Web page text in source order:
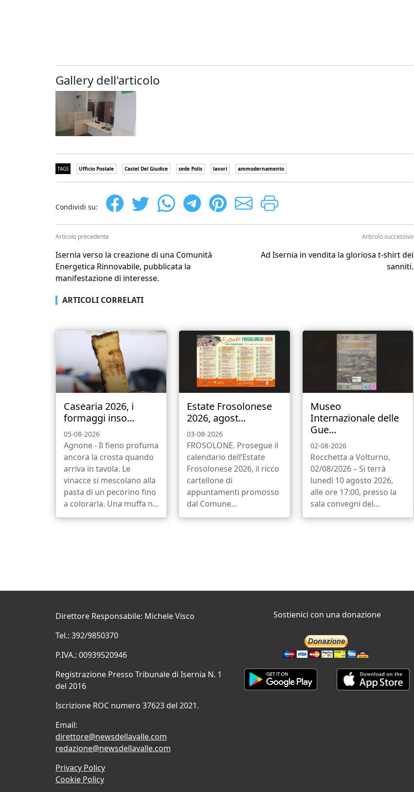
Gallery dell'articolo
TAGS Ufficio Postale Castel Del Giudice sede Polis lavori ammodernamento
Condividi su:
Articolo precedente
Isernia verso la creazione di una Comunità
Energetica Rinnovabile, pubblicata la
manifestazione di interesse.
Articolo successivo
Ad Isernia in vendita la gloriosa t-shirt dei
sanniti.
ARTICOLI CORRELATI
Casearia 2026, i
formaggi inso...
05-08-2026
Agnone - Il fieno profuma
ancora la crosta quando
arriva in tavola. Le
vinacce si mescolano alla
pasta di un pecorino fino
a colorarla. Una muffa n...
Estate Frosolonese
2026, agost...
03-08-2026
FROSOLONE. Prosegue il
calendario dell’Estate
Frosolonese 2026, il ricco
cartellone di
appuntamenti promosso
dal Comune...
Museo
Internazionale delle
Gue...
02-08-2026
Rocchetta a Volturno,
02/08/2026 – Si terrà
lunedì 10 agosto 2026,
alle ore 17:00, presso la
sala convegni del...
Direttore Responsabile: Michele Visco
Tel.: 392/9850370
P.IVA.: 00939520946
Registrazione Presso Tribunale di Isernia N. 1
del 2016
Iscrizione ROC numero 37623 del 2021.
Email:
direttore@newsdellavalle.com
redazione@newsdellavalle.com
Privacy Policy
Cookie Policy
Sostienici con una donazione